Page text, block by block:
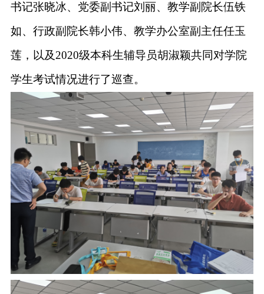
书记张晓冰、党委副书记刘丽、教学副院长伍铁
如、行政副院长韩小伟、教学办公室副主任任玉
莲，以及2020级本科生辅导员胡淑颖共同对学院
学生考试情况进行了巡查。